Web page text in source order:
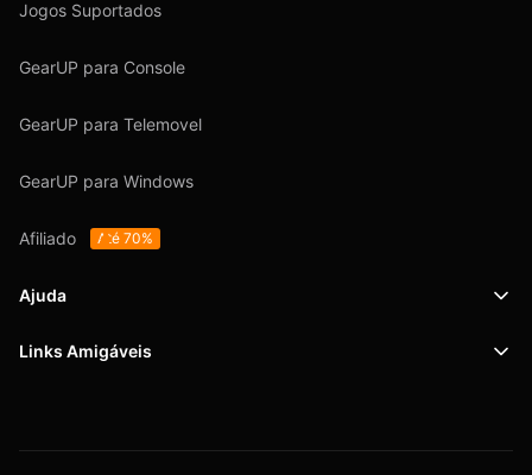
Jogos Suportados
GearUP para Console
GearUP para Telemovel
GearUP para Windows
Afiliado Até 70%
Ajuda
Suporte
Links Amigáveis